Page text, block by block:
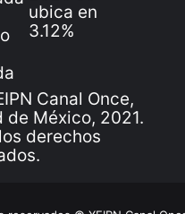
Canal Once,
de México, 2021.
derechos